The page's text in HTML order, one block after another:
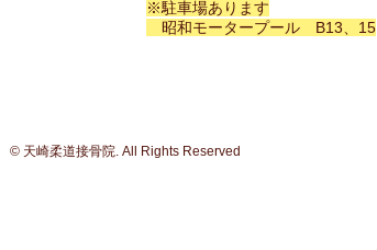
※駐車場あります
昭和モータープール B13、15
© 天崎柔道接骨院. All Rights Reserved